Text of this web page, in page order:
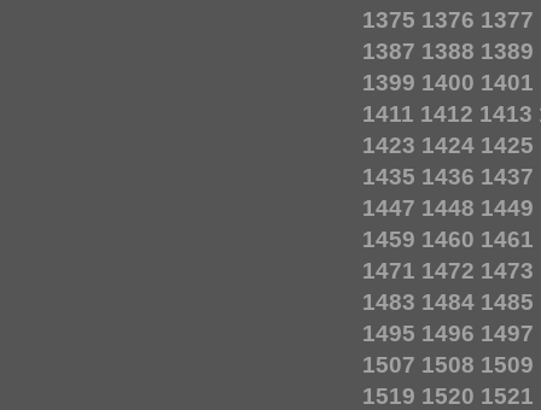
1375 1376 1377
1387 1388 1389
1399 1400 1401
1411 1412 1413
1423 1424 1425
1435 1436 1437
1447 1448 1449
1459 1460 1461
1471 1472 1473
1483 1484 1485
1495 1496 1497
1507 1508 1509
1519 1520 1521